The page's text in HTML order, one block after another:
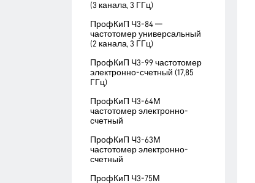
(3 канала, 3 ГГц)
ПрофКиП Ч3-84 —
частотомер универсальный
(2 канала, 3 ГГц)
ПрофКиП Ч3-99 частотомер
электронно-счетный (17,85
ГГц)
ПрофКиП Ч3-64М
частотомер электронно-
счетный
ПрофКиП Ч3-63М
частотомер электронно-
счетный
ПрофКиП Ч3-75М